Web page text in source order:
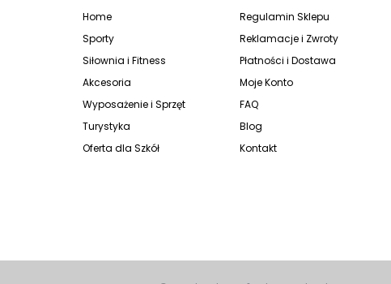
Home
Sporty
Siłownia i Fitness
Akcesoria
Wyposażenie i Sprzęt
Turystyka
Oferta dla Szkół
Regulamin Sklepu
Reklamacje i Zwroty
Płatności i Dostawa
Moje Konto
FAQ
Blog
Kontakt